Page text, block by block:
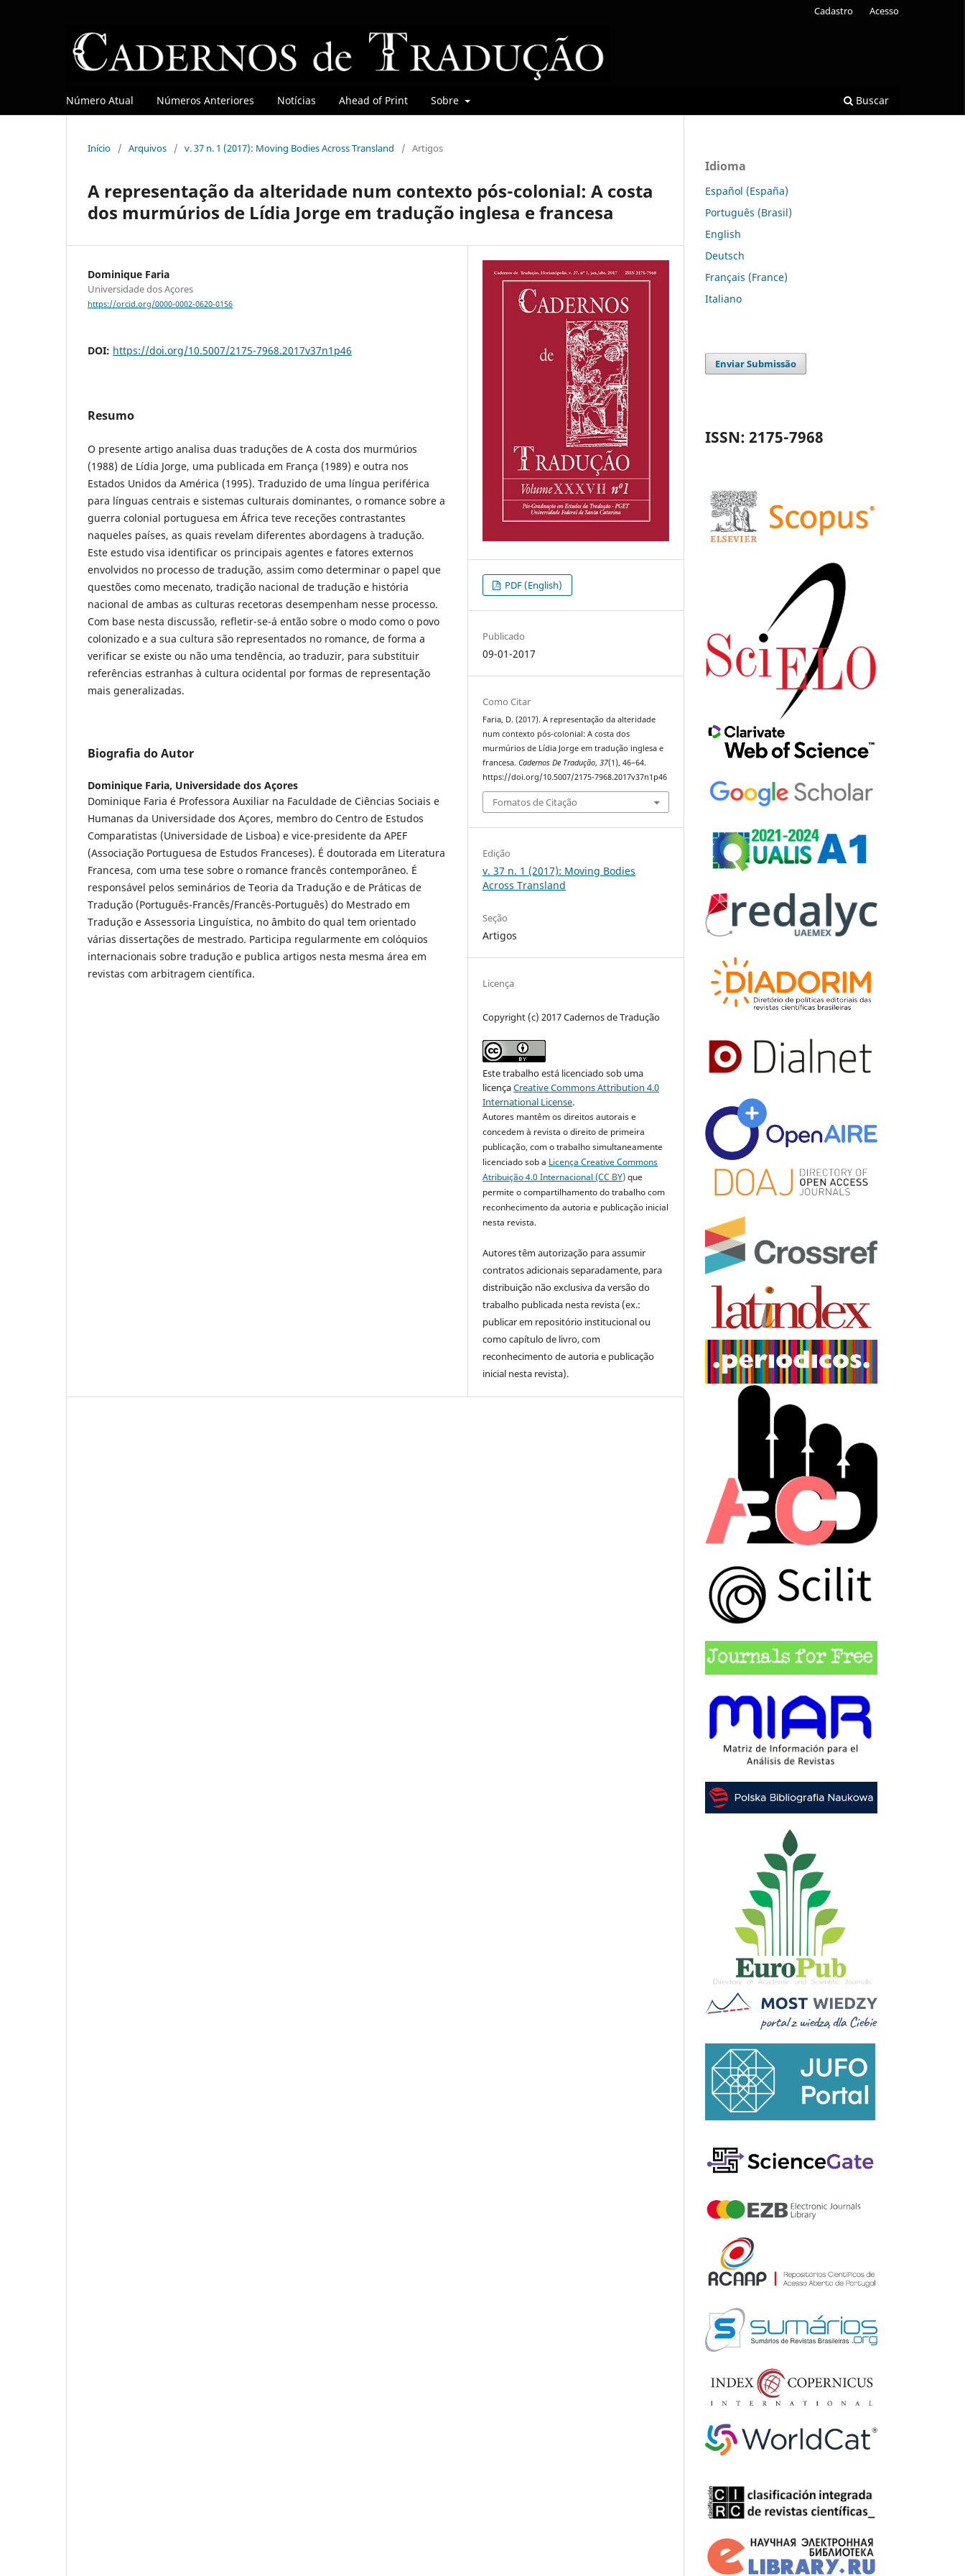
Número Atual Números Anteriores Notícias Ahead of Print Sobre Buscar
Cadastro Acesso
Início / Arquivos / v. 37 n. 1 (2017): Moving Bodies Across Transland / Artigos
A representação da alteridade num contexto pós-colonial: A costa
dos murmúrios de Lídia Jorge em tradução inglesa e francesa
Dominique Faria
Universidade dos Açores
https://orcid.org/0000-0002-0620-0156
DOI: https://doi.org/10.5007/2175-7968.2017v37n1p46
Resumo
O presente artigo analisa duas traduções de A costa dos murmúrios
(1988) de Lídia Jorge, uma publicada em França (1989) e outra nos
Estados Unidos da América (1995). Traduzido de uma língua periférica
para línguas centrais e sistemas culturais dominantes, o romance sobre a
guerra colonial portuguesa em África teve receções contrastantes
naqueles países, as quais revelam diferentes abordagens à tradução.
Este estudo visa identificar os principais agentes e fatores externos
envolvidos no processo de tradução, assim como determinar o papel que
questões como mecenato, tradição nacional de tradução e história
nacional de ambas as culturas recetoras desempenham nesse processo.
Com base nesta discussão, refletir-se-á então sobre o modo como o povo
colonizado e a sua cultura são representados no romance, de forma a
verificar se existe ou não uma tendência, ao traduzir, para substituir
referências estranhas à cultura ocidental por formas de representação
mais generalizadas.
Biografia do Autor
Dominique Faria, Universidade dos Açores
Dominique Faria é Professora Auxiliar na Faculdade de Ciências Sociais e
Humanas da Universidade dos Açores, membro do Centro de Estudos
Comparatistas (Universidade de Lisboa) e vice-presidente da APEF
(Associação Portuguesa de Estudos Franceses). É doutorada em Literatura
Francesa, com uma tese sobre o romance francês contemporâneo. É
responsável pelos seminários de Teoria da Tradução e de Práticas de
Tradução (Português-Francês/Francês-Português) do Mestrado em
Tradução e Assessoria Linguística, no âmbito do qual tem orientado
várias dissertações de mestrado. Participa regularmente em colóquios
internacionais sobre tradução e publica artigos nesta mesma área em
revistas com arbitragem científica.
PDF (English)
Publicado
09-01-2017
Como Citar
Faria, D. (2017). A representação da alteridade
num contexto pós-colonial: A costa dos
murmúrios de Lídia Jorge em tradução inglesa e
francesa.Cadernos De Tradução,37(1), 46–64.
https://doi.org/10.5007/2175-7968.2017v37n1p46
Fomatos de Citação
Edição
v. 37 n. 1 (2017): Moving Bodies
Across Transland
Seção
Artigos
Licença
Copyright (c) 2017 Cadernos de Tradução
Este trabalho está licenciado sob uma
licençaCreative Commons Attribution 4.0
International License.
Autores mantêm os direitos autorais e
concedem à revista o direito de primeira
publicação, com o trabalho simultaneamente
licenciado sob a Licença Creative Commons
Atribuição 4.0 Internacional (CC BY)que
permite o compartilhamento do trabalho com
reconhecimento da autoria e publicação inicial
nesta revista.
Autores têm autorização para assumir
contratos adicionais separadamente, para
distribuição não exclusiva da versão do
trabalho publicada nesta revista (ex.:
publicar em repositório institucional ou
como capítulo de livro, com
reconhecimento de autoria e publicação
inicial nesta revista).
Idioma
Español (España)
Português (Brasil)
English
Deutsch
Français (France)
Italiano
Enviar Submissão
ISSN: 2175-7968